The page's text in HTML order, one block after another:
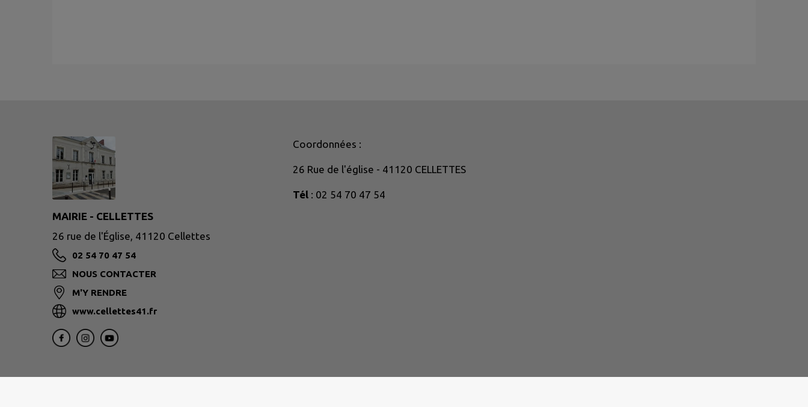
MAIRIE - CELLETTES
26 rue de l'Église, 41120 Cellettes
02 54 70 47 54
NOUS CONTACTER
M'Y RENDRE
www.cellettes41.fr
Coordonnées :
26 Rue de l'église - 41120 CELLETTES
Tél : 02 54 70 47 54